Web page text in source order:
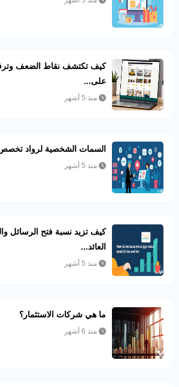
كيف تكتشف نقاط الضعف
على...
منذ 5 أشهر
السمات الشخصية لرواد تخصص
منذ 5 أشهر
كيف تزيد نسبة فتح الرسائل
العائد...
منذ 5 أشهر
ما هي شركات الاستثمار؟
منذ 6 أشهر